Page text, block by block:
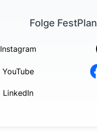
Folge FestPlan
Instagram
YouTube
LinkedIn